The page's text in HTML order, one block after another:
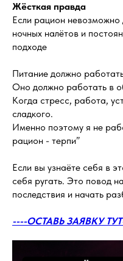
Жёсткая правда
Если рацион невозможно
ночных налётов и
подходе
Питание должно
Оно должно работать в
Когда стресс, работа,
сладкого.
Именно поэтому я не
рацион - терпи”
Если вы узнаёте себя в
себя ругать. Это повод
последствия и начать
----ОСТАВЬ ЗАЯВКУ